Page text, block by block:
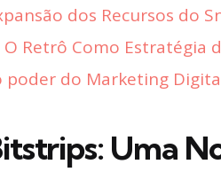
dos Recursos do
O Retrô Como Estratégia
poder do Marketing
Uma